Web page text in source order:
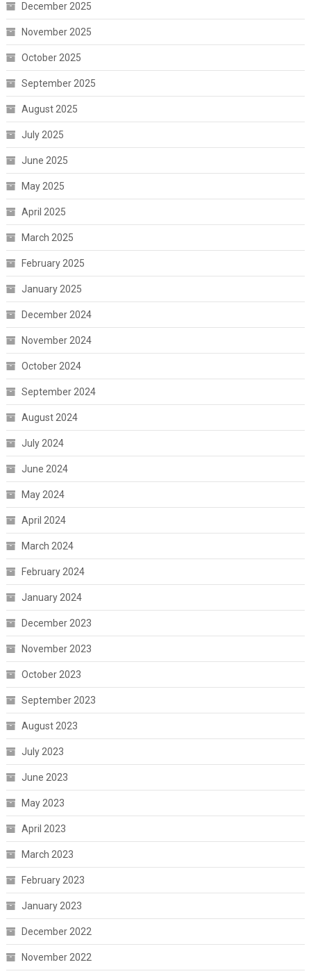
December 2025
November 2025
October 2025
September 2025
August 2025
July 2025
June 2025
May 2025
April 2025
March 2025
February 2025
January 2025
December 2024
November 2024
October 2024
September 2024
August 2024
July 2024
June 2024
May 2024
April 2024
March 2024
February 2024
January 2024
December 2023
November 2023
October 2023
September 2023
August 2023
July 2023
June 2023
May 2023
April 2023
March 2023
February 2023
January 2023
December 2022
November 2022